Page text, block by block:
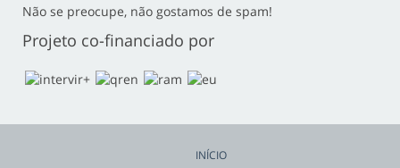
Não se preocupe, não gostamos de spam!
Projeto co-financiado por
INÍCIO